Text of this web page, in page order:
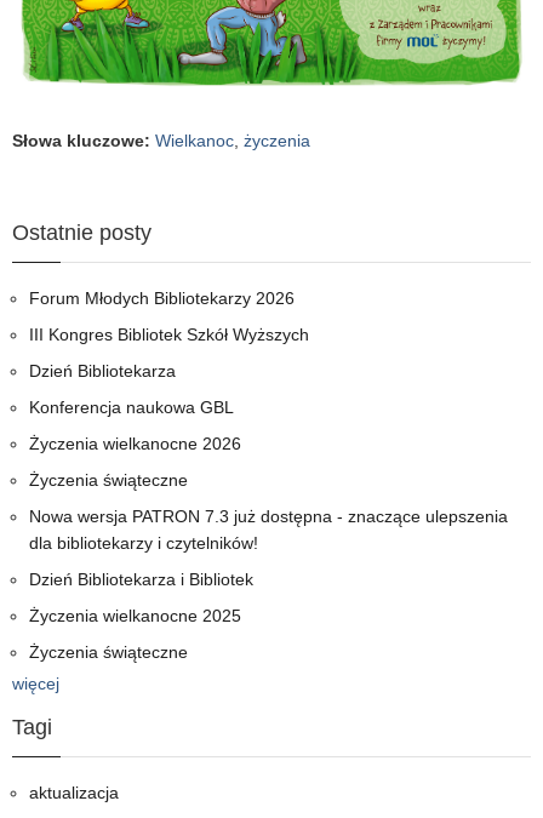
Słowa kluczowe: Wielkanoc życzenia
Ostatnie posty
Forum Młodych Bibliotekarzy 2026
III Kongres Bibliotek Szkół Wyższych
Dzień Bibliotekarza
Konferencja naukowa GBL
Życzenia wielkanocne 2026
Życzenia świąteczne
Nowa wersja PATRON 7.3 już dostępna - znaczące ulepszenia
dla bibliotekarzy i czytelników!
Dzień Bibliotekarza i Bibliotek
Życzenia wielkanocne 2025
Życzenia świąteczne
więcej
Tagi
aktualizacja